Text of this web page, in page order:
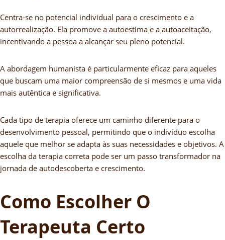
Centra-se no potencial individual para o crescimento e a
autorrealização. Ela promove a autoestima e a autoaceitação,
incentivando a pessoa a alcançar seu pleno potencial.
A abordagem humanista é particularmente eficaz para aqueles
que buscam uma maior compreensão de si mesmos e uma vida
mais autêntica e significativa.
Cada tipo de terapia oferece um caminho diferente para o
desenvolvimento pessoal, permitindo que o indivíduo escolha
aquele que melhor se adapta às suas necessidades e objetivos. A
escolha da terapia correta pode ser um passo transformador na
jornada de autodescoberta e crescimento.
Como Escolher O
Terapeuta Certo